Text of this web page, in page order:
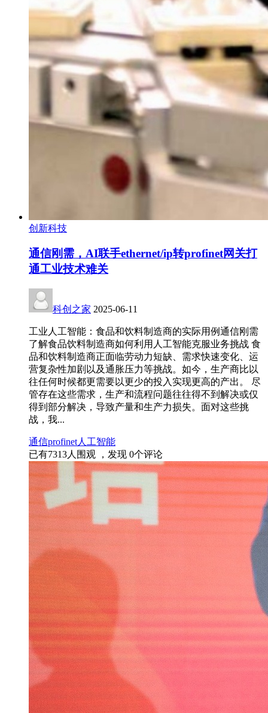
创新科技
通信刚需，AI联手ethernet/ip转profinet网关打
通工业技术难关
科创之家 2025-06-11
工业人工智能：食品和饮料制造商的实际用例通信刚需
了解食品饮料制造商如何利用人工智能克服业务挑战 食
品和饮料制造商正面临劳动力短缺、需求快速变化、运
营复杂性加剧以及通胀压力等挑战。如今，生产商比以
往任何时候都更需要以更少的投入实现更高的产出。 尽
管存在这些需求，生产和流程问题往往得不到解决或仅
得到部分解决，导致产量和生产力损失。面对这些挑
战，我...
通信profinet人工智能
已有7313人围观 ，发现 0个评论